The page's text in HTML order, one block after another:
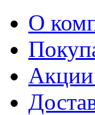
О